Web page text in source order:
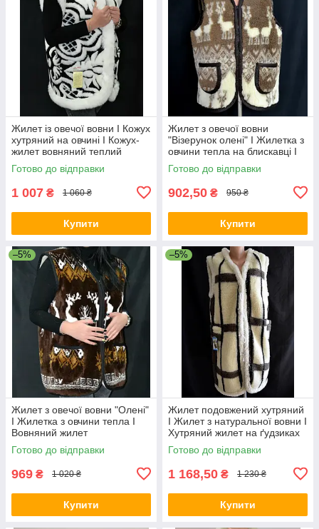
Жилет із овечої вовни I Кожух
хутряний на овчині I Кожух-
жилет вовняний теплий
Готово до відправки
1 007 ₴ 1 060 ₴
Купити
Жилет з овечої вовни
"Візерунок олені" I Жилетка з
овчини тепла на блискавці I
Хутряна жилетка
Готово до відправки
902,50 ₴ 950 ₴
Купити
–5%
Жилет з овечої вовни "Олені"
I Жилетка з овчини тепла I
Вовняний жилет
Готово до відправки
969 ₴ 1 020 ₴
Купити
–5%
Жилет подовжений хутряний
I Жилет з натуральної вовни I
Хутряний жилет на ґудзиках
Готово до відправки
1 168,50 ₴ 1 230 ₴
Купити